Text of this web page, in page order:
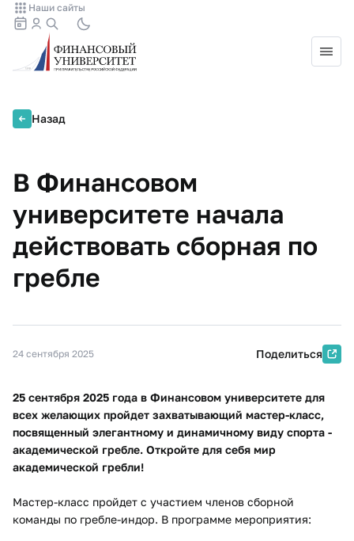
Наши сайты
Назад
В Финансовом
университете начала
действовать сборная по
гребле
24 сентября 2025 Поделиться
25 сентября 2025 года в Финансовом университете для
всех желающих пройдет захватывающий мастер-класс,
посвященный элегантному и динамичному виду спорта -
академической гребле. Откройте для себя мир
академической гребли!
Мастер-класс пройдет с участием членов сборной
команды по гребле-индор. В программе мероприятия: